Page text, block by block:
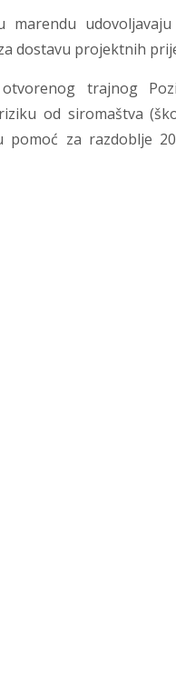
dostavu projektnih
trajnog
od siromaštva
za razdoblje